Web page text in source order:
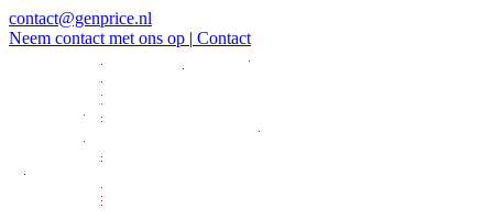
contact@genprice.nl
Neem contact met ons op | Contact